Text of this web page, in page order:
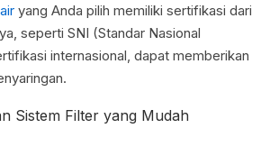
yang Anda pilih memiliki sertifikasi dari
seperti SNI (Standar Nasional
internasional, dapat memberikan
Sistem Filter yang Mudah